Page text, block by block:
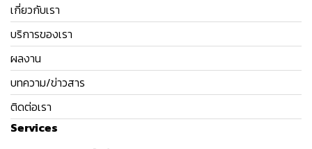
เกี่ยวกับเรา
บริการของเรา
ผลงาน
บทความ/ข่าวสาร
ติดต่อเรา
Services